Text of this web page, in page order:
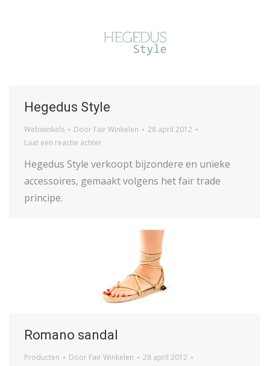
Hegedus Style
Webwinkels Door Fair Winkelen
28 april 2012
Laat een reactie achter
Hegedus Style verkoopt bijzondere en unieke
accessoires, gemaakt volgens het fair trade
principe.
Romano sandal
Producten Door Fair Winkelen
28 april 2012